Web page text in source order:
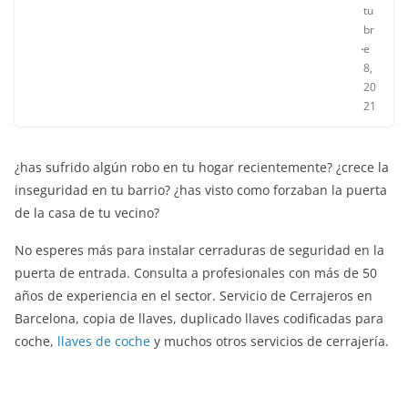
tu
br
e
8,
20
21
¿has sufrido algún robo en tu hogar recientemente? ¿crece la
inseguridad en tu barrio? ¿has visto como forzaban la puerta
de la casa de tu vecino?
No esperes más para instalar cerraduras de seguridad en la
puerta de entrada. Consulta a profesionales con más de 50
años de experiencia en el sector. Servicio de Cerrajeros en
Barcelona, copia de llaves, duplicado llaves codificadas para
coche, llaves de coche y muchos otros servicios de cerrajería.